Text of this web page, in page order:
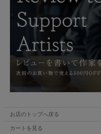
お店のトップへ戻る
カートを見る